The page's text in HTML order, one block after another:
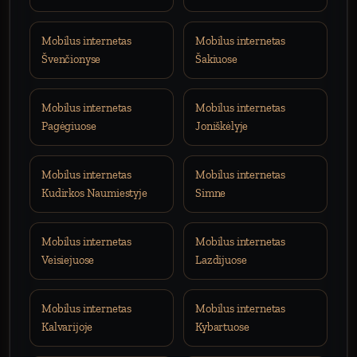
Mobilus internetas
Švenčionyse
Mobilus internetas
Šakiuose
Mobilus internetas
Pagėgiuose
Mobilus internetas
Joniškėlyje
Mobilus internetas
Kudirkos Naumiestyje
Mobilus internetas
Simne
Mobilus internetas
Veisiejuose
Mobilus internetas
Lazdijuose
Mobilus internetas
Kalvarijoje
Mobilus internetas
Kybartuose